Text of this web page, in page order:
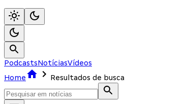
PodcastsNotíciasVídeos
Home
Resultados de busca